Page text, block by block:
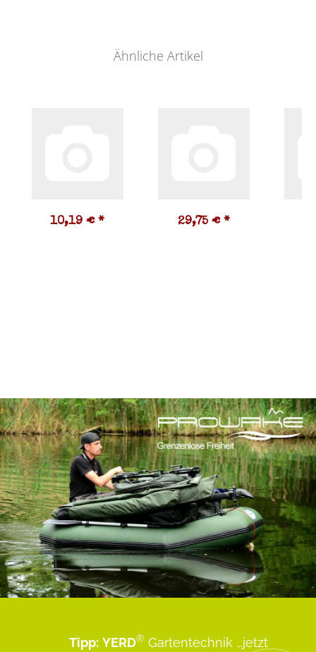
Ähnliche Artikel
10,19 € * 29,75 € *
Tipp: YERD® Gartentechnik ...jetzt